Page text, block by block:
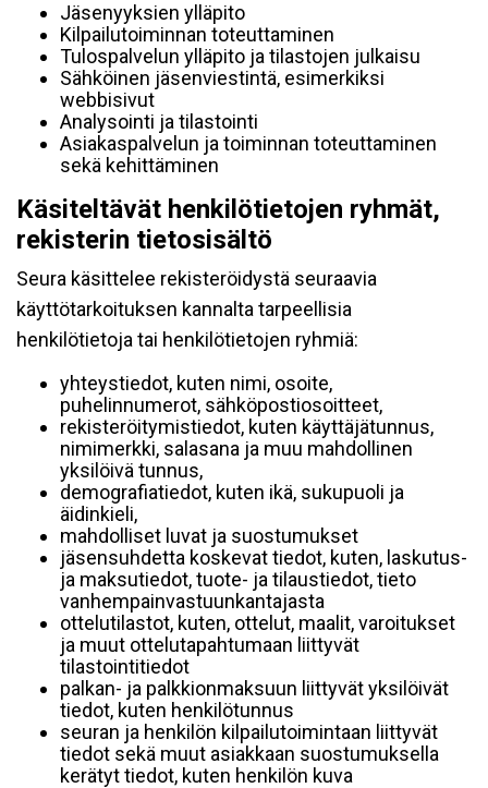
Jäsenyyksien ylläpito
Kilpailutoiminnan toteuttaminen
Tulospalvelun ylläpito ja tilastojen julkaisu
Sähköinen jäsenviestintä, esimerkiksi
webbisivut
Analysointi ja tilastointi
Asiakaspalvelun ja toiminnan toteuttaminen
sekä kehittäminen
Käsiteltävät henkilötietojen ryhmät,
rekisterin tietosisältö
Seura käsittelee rekisteröidystä seuraavia
käyttötarkoituksen kannalta tarpeellisia
henkilötietoja tai henkilötietojen ryhmiä:
yhteystiedot, kuten nimi, osoite,
puhelinnumerot, sähköpostiosoitteet,
rekisteröitymistiedot, kuten käyttäjätunnus,
nimimerkki, salasana ja muu mahdollinen
yksilöivä tunnus,
demografiatiedot, kuten ikä, sukupuoli ja
äidinkieli,
mahdolliset luvat ja suostumukset
jäsensuhdetta koskevat tiedot, kuten, laskutus-
ja maksutiedot, tuote- ja tilaustiedot, tieto
vanhempainvastuunkantajasta
ottelutilastot, kuten, ottelut, maalit, varoitukset
ja muut ottelutapahtumaan liittyvät
tilastointitiedot
palkan- ja palkkionmaksuun liittyvät yksilöivät
tiedot, kuten henkilötunnus
seuran ja henkilön kilpailutoimintaan liittyvät
tiedot sekä muut asiakkaan suostumuksella
kerätyt tiedot, kuten henkilön kuva